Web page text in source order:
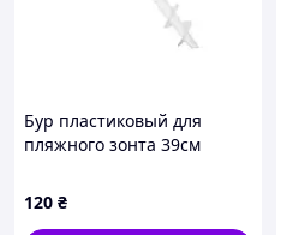
Бур пластиковый для
пляжного зонта 39см
120 ₴